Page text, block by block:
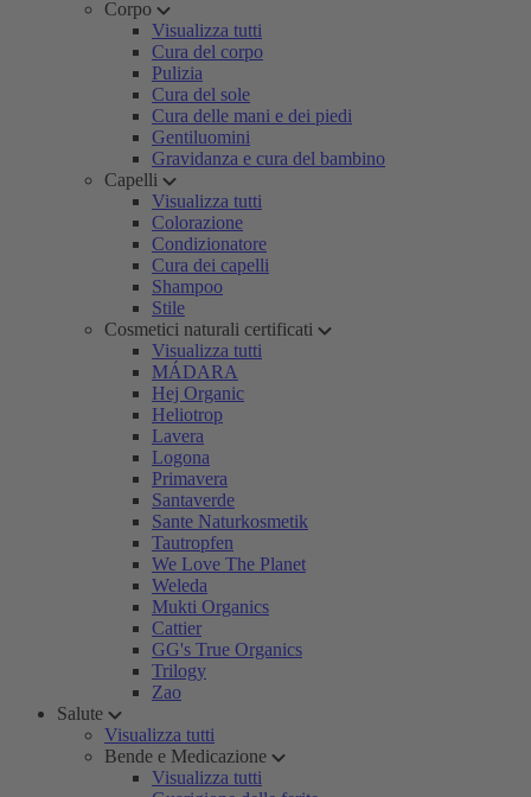
Corpo
Visualizza tutti
Cura del corpo
Pulizia
Cura del sole
Cura delle mani e dei piedi
Gentiluomini
Gravidanza e cura del bambino
Capelli
Visualizza tutti
Colorazione
Condizionatore
Cura dei capelli
Shampoo
Stile
Cosmetici naturali certificati
Visualizza tutti
MÁDARA
Hej Organic
Heliotrop
Lavera
Logona
Primavera
Santaverde
Sante Naturkosmetik
Tautropfen
We Love The Planet
Weleda
Mukti Organics
Cattier
GG's True Organics
Trilogy
Zao
Salute
Visualizza tutti
Bende e Medicazione
Visualizza tutti